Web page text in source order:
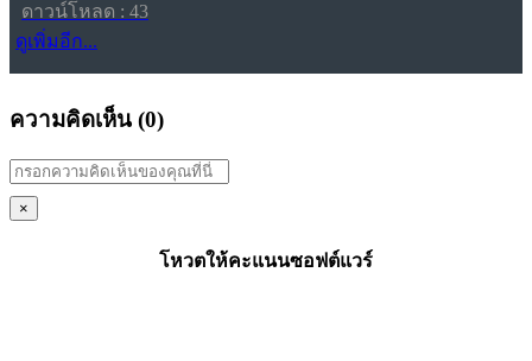
ดาวน์โหลด : 43
ดูเพิ่มอีก...
ความคิดเห็น (0)
×
โหวตให้คะแนนซอฟต์แวร์